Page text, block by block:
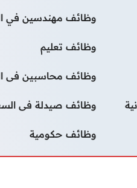
وظائف مهندسين في
وظائف تعليم
وظائف محاسبين فى
وظائف صيدلة فى
وظائف حكومية